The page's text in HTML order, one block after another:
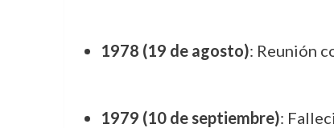
1978 (19 de agosto): Reunión
1979 (10 de septiembre):